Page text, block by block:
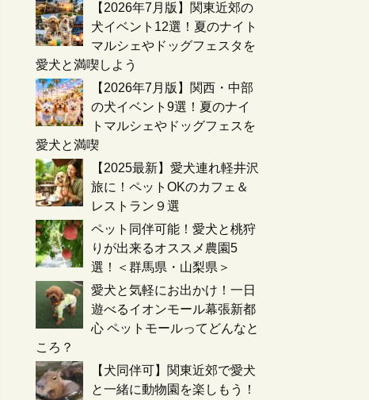
【2026年7月版】関東近郊の
犬イベント12選！夏のナイト
マルシェやドッグフェスタを
愛犬と満喫しよう
【2026年7月版】関西・中部
の犬イベント9選！夏のナイ
トマルシェやドッグフェスを
愛犬と満喫
【2025最新】愛犬連れ軽井沢
旅に！ペットOKのカフェ＆
レストラン９選
ペット同伴可能！愛犬と桃狩
りが出来るオススメ農園5
選！＜群馬県・山梨県＞
愛犬と気軽にお出かけ！一日
遊べるイオンモール幕張新都
心 ペットモールってどんなと
ころ？
【犬同伴可】関東近郊で愛犬
と一緒に動物園を楽しもう！